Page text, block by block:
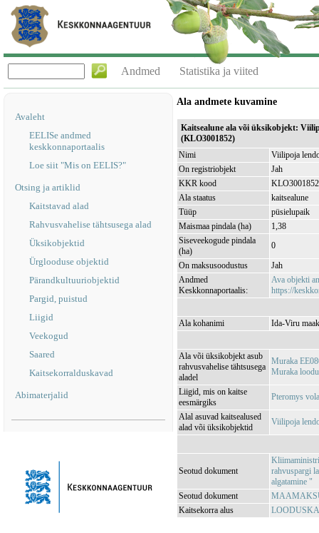
Andmed Statistika ja viited
Avaleht
EELISe andmed
keskkonnaportaalis
Loe siit "Mis on EELIS?"
Otsing ja artiklid
Kaitstavad alad
Rahvusvahelise tähtsusega alad
Üksikobjektid
Ürglooduse objektid
Pärandkultuuriobjektid
Pargid, puistud
Liigid
Veekogud
Saared
Kaitsekorralduskavad
Abimaterjalid
Ala andmete kuvamine
Kaitsealune ala või üksikobjekt:
(KLO3001852)
Nimi
Viilipoja
On registriobjekt
Jah
KKR kood
KLO3001852
Ala staatus
kaitsealune
Tüüp
püsielupaik
Maismaa pindala (ha)
1,38
Siseveekogude pindala
(ha)
0
On maksusoodustus
Jah
Andmed
Keskkonnaportaalis:
Ava objekti
https://
Ala kohanimi Ida-Viru
Ala või üksikobjekt asub
rahvusvahelise tähtsusega
aladel
Muraka
Muraka
Liigid, mis on kaitse
eesmärgiks
Pteromys
Alal asuvad kaitsealused
alad või üksikobjektid
Viilipoja
Seotud dokument
rahvuspargi
algatamine "
Seotud dokument
Kaitsekorra alus